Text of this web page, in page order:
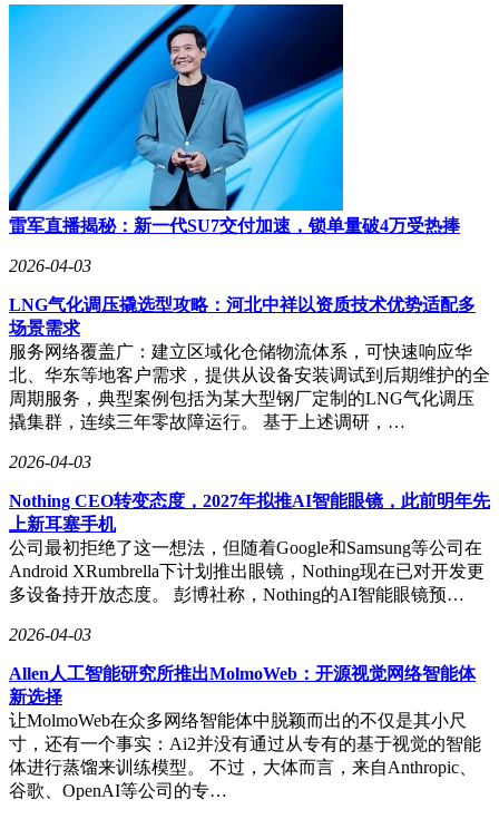
雷军直播揭秘：新一代SU7交付加速，锁单量破4万受热捧
2026-04-03
LNG气化调压撬选型攻略：河北中祥以资质技术优势适配多
场景需求
服务网络覆盖广：建立区域化仓储物流体系，可快速响应华
北、华东等地客户需求，提供从设备安装调试到后期维护的全
周期服务，典型案例包括为某大型钢厂定制的LNG气化调压
撬集群，连续三年零故障运行。 基于上述调研，…
2026-04-03
Nothing CEO转变态度，2027年拟推AI智能眼镜，此前明年先
上新耳塞手机
公司最初拒绝了这一想法，但随着Google和Samsung等公司在
Android XRumbrella下计划推出眼镜，Nothing现在已对开发更
多设备持开放态度。 彭博社称，Nothing的AI智能眼镜预…
2026-04-03
Allen人工智能研究所推出MolmoWeb：开源视觉网络智能体
新选择
让MolmoWeb在众多网络智能体中脱颖而出的不仅是其小尺
寸，还有一个事实：Ai2并没有通过从专有的基于视觉的智能
体进行蒸馏来训练模型。 不过，大体而言，来自Anthropic、
谷歌、OpenAI等公司的专…